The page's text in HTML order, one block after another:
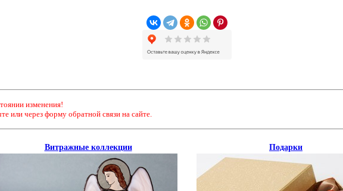
изменения!
или через форму обратной связи на сайте.
Витражные коллекции Подарки